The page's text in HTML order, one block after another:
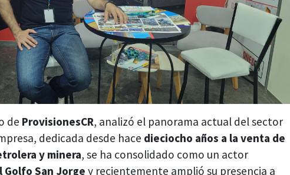
de ProvisionesCR, analizó el panorama actual del sector
dedicada desde hace dieciocho años a la venta de
y minera, se ha consolidado como un actor
Golfo San Jorge y recientemente amplió su presencia a